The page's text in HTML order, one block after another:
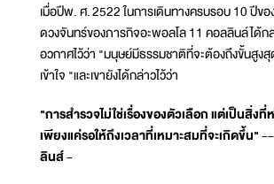
เมื่อปีพ. ศ. 2522 ในการเดินทางครบรอบ 10 ปีขอ
ดวงจันทร์ของภารกิจอะพอลโล 11 คอลลินล์ได้ก
อวกาศไว้ว่า "มนุษย์มีธรรมชาติที่จะต้องถึงขั้นสูงสุ
เข้าใจ "และเขายังได้กล่าวไว้ว่า
"การสำรวจไม่ใช่เรื่องของตัวเลือก แต่เป็นสิ่งที่
เพียงแค่รอให้ถึงเวลาที่เหมาะสมที่จะเกิดขึ้น"
ลินส์ -